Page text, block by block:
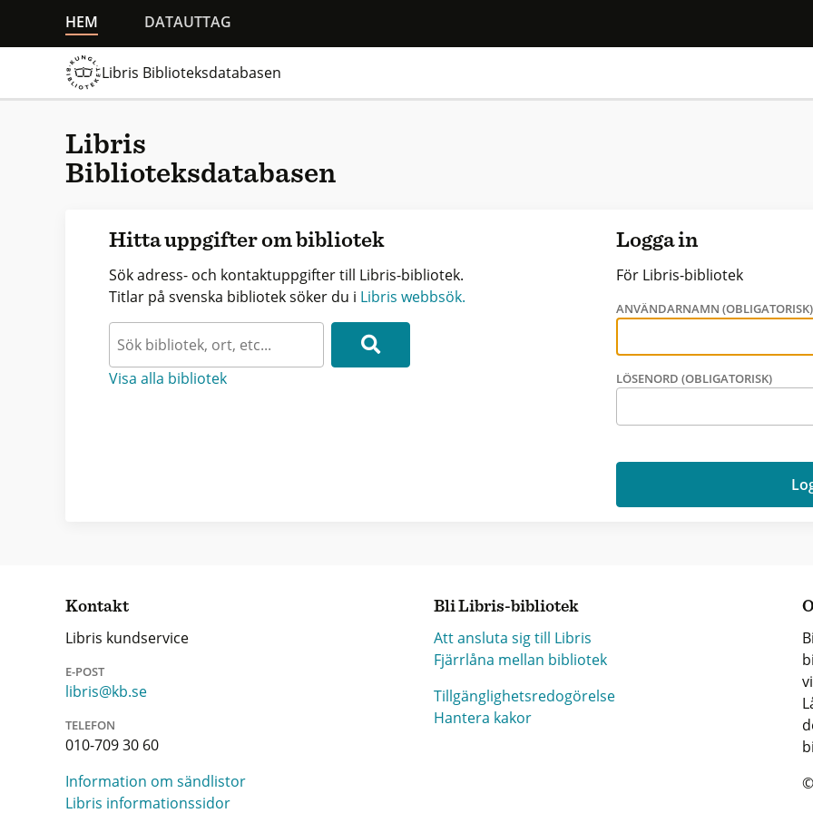
HEM DATAUTTAG
Libris Biblioteksdatabasen
Libris
Biblioteksdatabasen
Hitta uppgifter om bibliotek
Sök adress- och kontaktuppgifter till Libris-bibliotek.
Titlar på svenska bibliotek söker du i Libris webbsök.
Visa alla bibliotek
Logga in
För Libris-bibliotek
ANVÄNDARNAMN (OBLIGATORISK)
LÖSENORD (OBLIGATORISK)
Kontakt
Libris kundservice
E-POST
libris@kb.se
TELEFON
010-709 30 60
Information om sändlistor
Libris informationssidor
Bli Libris-bibliotek
Att ansluta sig till Libris
Fjärrlåna mellan bibliotek
Tillgänglighetsredogörelse
Hantera kakor